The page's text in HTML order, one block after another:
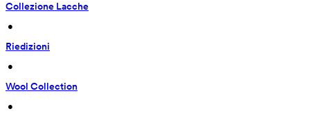
Collezione Lacche
•
Riedizioni
•
Wool Collection
•